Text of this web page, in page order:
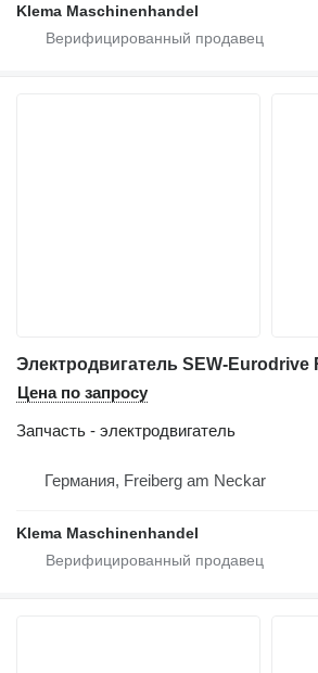
Klema Maschinenhandel
Цена по запросу
Запчасть - электродвигатель
Германия, Freiberg am Neckar
Klema Maschinenhandel